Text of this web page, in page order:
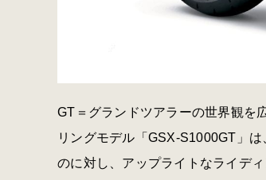
GT＝グランドツアラーの世界観を
リングモデル「GSX-S1000GT」
のに対し、アップライトなライデ